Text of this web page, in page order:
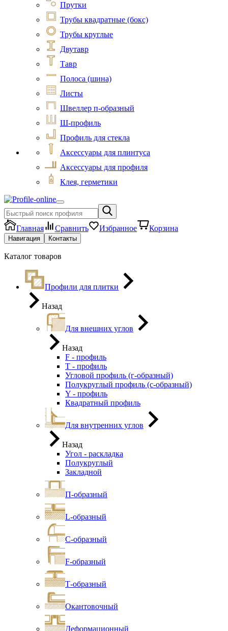
Прутки
Трубы квадратные (бокс)
Трубы круглые
Двутавр
Тавр
Полоса (шина)
Листы
Швеллер п-образный
Ш-профиль
Профиль для стекла
Аксессуары для плинтуса
Аксессуары для профиля
Клея, герметики
Главная Сравнить Избранное Корзина
Навигация Контакты
Каталог товаров
Профили для плитки
Назад
Для внешних углов
Назад
F - профиль
Т - профиль
Угловой профиль (г-образный)
Полукруглый профиль (с-образный)
Y - профиль
Квадратный профиль
Для внутренних углов
Назад
Угол - раскладка
Полукруглый
Закладной
П-образный
L-образный
С-образный
F-образный
Т-образный
Окантовочный
Деформационный